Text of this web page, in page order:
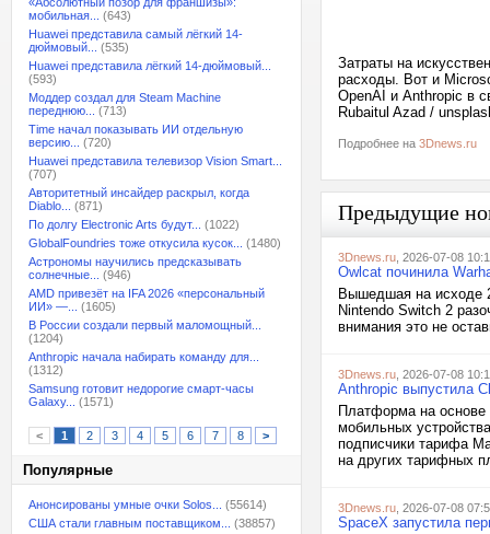
мобильная...
(643)
Huawei представила самый лёгкий 14-
дюймовый...
(535)
Huawei представила лёгкий 14-дюймовый...
(593)
Моддер создал для Steam Machine
переднюю...
(713)
Time начал показывать ИИ отдельную
версию...
(720)
Huawei представила телевизор Vision Smart...
(707)
Авторитетный инсайдер раскрыл, когда
Diablo...
(871)
По долгу Electronic Arts будут...
(1022)
GlobalFoundries тоже откусила кусок...
(1480)
Астрономы научились предсказывать
солнечные...
(946)
AMD привезёт на IFA 2026 «персональный
ИИ» —...
(1605)
В России создали первый маломощный...
(1204)
Anthropic начала набирать команду для...
(1312)
Samsung готовит недорогие смарт-часы
Galaxy...
(1571)
< 1 2 3 4 5 6 7 8 >
Популярные
Анонсированы умные очки Solos...
(55614)
США стали главным поставщиком...
(38857)
Затраты на
расходы. Вот и
OpenAI и Anthropic в
Rubaitul Azad /
Подробнее на 3Dnews.ru
Предыдущие
3Dnews.ru , 2026-07-08
Owlcat починила
Вышедшая на исходе
Nintendo Switch 2
внимания это не
3Dnews.ru , 2026-07-08
Anthropic выпустила
Платформа на основе
мобильных
подписчики тарифа
на других тарифных
3Dnews.ru , 2026-07-08
SpaceX запустила